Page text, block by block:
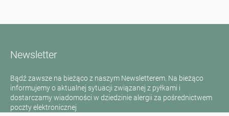
Newsletter
Bądź zawsze na bieżąco z naszym Newsletterem. Na bieżąco
informujemy o aktualnej sytuacji związanej z pyłkami i
dostarczamy wiadomości w dziedzinie alergii za pośrednictwem
poczty elektronicznej